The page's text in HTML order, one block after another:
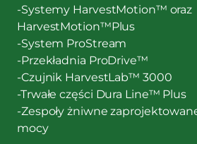
-Systemy HarvestMotion™ oraz
HarvestMotion™Plus
-System ProStream
-Przekładnia ProDrive™
-Czujnik HarvestLab™ 3000
-Trwałe części Dura Line™ Plus
-Zespoły żniwne
mocy